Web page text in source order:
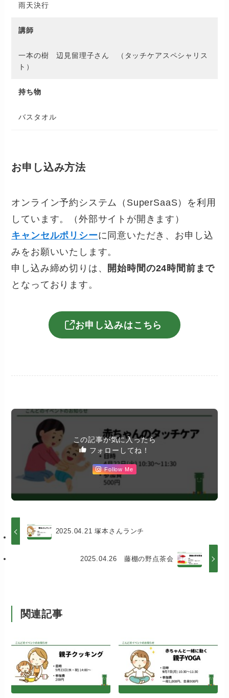
雨天決行
講師
一本の樹 辺見留理子さん （タッチケアスペシャリス
ト）
持ち物
バスタオル
お申し込み方法
オンライン予約システム（SuperSaaS）を利用
しています。（外部サイトが開きます）
キャンセルポリシーに同意いただき、お申し込
みをお願いいたします。
申し込み締め切りは、
開始時間の24時間前まで
となっております。
お申し込みはこちら
この記事が気に入ったら
フォローしてね！
Follow Me
2025.04.21 塚本さんランチ
2025.04.26 藤棚の野点茶会
関連記事